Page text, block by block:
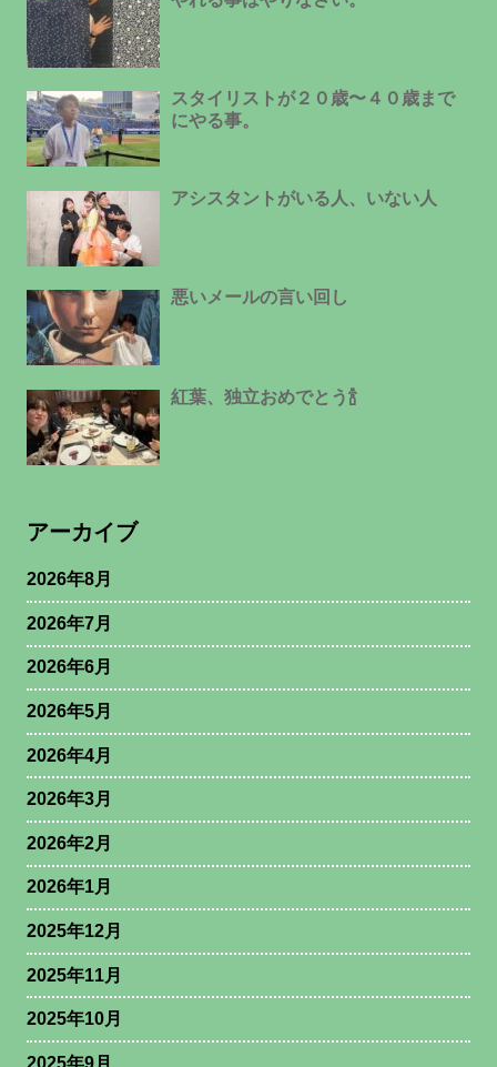
スタイリストが２０歳〜４０歳まで
にやる事。
アシスタントがいる人、いない人
悪いメールの言い回し
紅葉、独立おめでとう🍾
アーカイブ
2026年8月
2026年7月
2026年6月
2026年5月
2026年4月
2026年3月
2026年2月
2026年1月
2025年12月
2025年11月
2025年10月
2025年9月